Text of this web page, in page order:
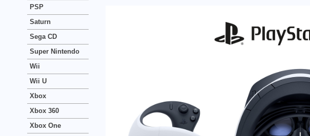
PSP
Saturn
Sega CD
Super Nintendo
Wii
Wii U
Xbox
Xbox 360
Xbox One